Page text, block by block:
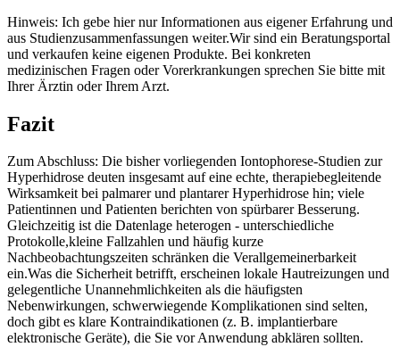
Hinweis: Ich gebe hier nur Informationen aus ​eigener Erfahrung​ und
aus Studienzusammenfassungen weiter.Wir sind ein Beratungsportal
​und ⁣verkaufen⁣ keine eigenen Produkte. Bei konkreten
medizinischen Fragen oder ‍Vorerkrankungen ​sprechen Sie bitte mit
Ihrer ‌Ärztin ​oder Ihrem‍ Arzt.
Fazit
Zum​ Abschluss: ‍Die bisher ⁤vorliegenden ⁢Iontophorese-Studien ‍zur
Hyperhidrose deuten⁢ insgesamt⁣ auf eine echte, therapiebegleitende
Wirksamkeit bei‍ palmarer ⁢und plantarer Hyperhidrose hin; viele
Patientinnen und​ Patienten berichten von spürbarer‍ Besserung.
Gleichzeitig ⁢ist die⁤ Datenlage heterogen ​- ⁤unterschiedliche
Protokolle,kleine Fallzahlen und häufig⁣ kurze
Nachbeobachtungszeiten ⁤schränken die Verallgemeinerbarkeit
ein.Was ‍die Sicherheit betrifft, erscheinen lokale Hautreizungen⁢ und
gelegentliche⁢ Unannehmlichkeiten als die häufigsten⁣
Nebenwirkungen, schwerwiegende ⁢Komplikationen sind selten,
⁣doch ⁢gibt es ⁣klare Kontraindikationen (z. B. implantierbare
elektronische ‌Geräte), die Sie vor Anwendung⁤ abklären ‍sollten.